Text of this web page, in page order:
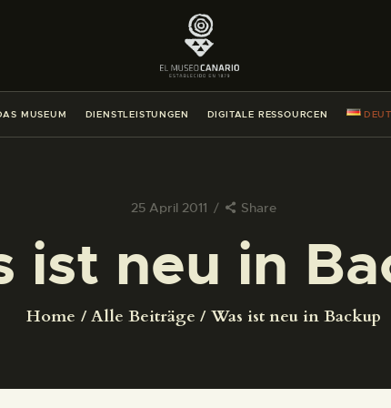
MUSEUM DIENSTLEISTUNGEN DIGITALE RESSOURCEN
25 April 2011 Share
ist neu in
Home Alle Beiträge Was ist neu in Backup
DIENSTLEISTUNGEN
DIGITALE RESSOURCEN
DAS MUSEUM
DIENSTLEISTUNGEN